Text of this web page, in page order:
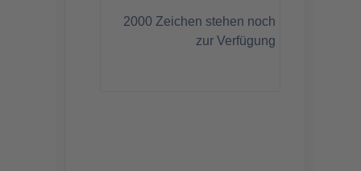
2000 Zeichen stehen noch
zur Verfügung